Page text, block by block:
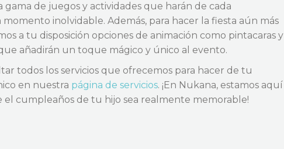
gama de juegos y actividades que harán de cada
inolvidable. Además, para hacer la fiesta aún más
a tu disposición opciones de animación como pintacaras y
añadirán un toque mágico y único al evento.
todos los servicios que ofrecemos para hacer de tu
en nuestra página de servicios. ¡En Nukana, estamos aquí
el cumpleaños de tu hijo sea realmente memorable!